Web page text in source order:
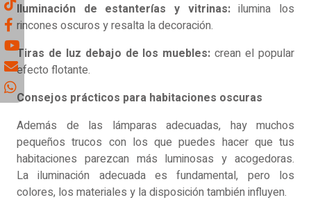
Iluminación de estanterías y vitrinas:ilumina los
rincones oscuros y resalta la decoración.
Tiras de luz debajo de los muebles: crean el popular
efecto flotante.
Consejos prácticos para habitaciones oscuras
Además de las lámparas adecuadas, hay muchos
pequeños trucos con los que puedes hacer que tus
habitaciones parezcan más luminosas y acogedoras.
La iluminación adecuada es fundamental, pero los
colores, los materiales y la disposición también influyen.